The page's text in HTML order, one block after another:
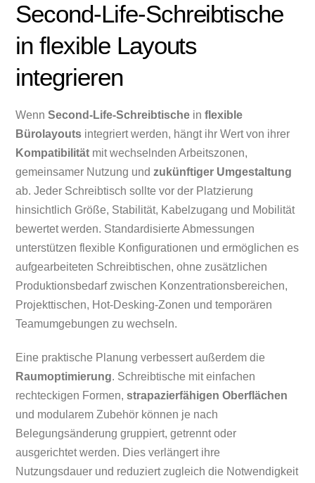
Second-Life-Schreibtische
in flexible Layouts
integrieren
WennSecond-Life-Schreibtische inflexible
Bürolayouts integriert werden, hängt ihr Wert von ihrer
Kompatibilität mit wechselnden Arbeitszonen,
gemeinsamer Nutzung undzukünftiger Umgestaltung
ab. Jeder Schreibtisch sollte vor der Platzierung
hinsichtlich Größe, Stabilität, Kabelzugang und Mobilität
bewertet werden. Standardisierte Abmessungen
unterstützen flexible Konfigurationen und ermöglichen es
aufgearbeiteten Schreibtischen, ohne zusätzlichen
Produktionsbedarf zwischen Konzentrationsbereichen,
Projekttischen, Hot-Desking-Zonen und temporären
Teamumgebungen zu wechseln.
Eine praktische Planung verbessert außerdem die
Raumoptimierung. Schreibtische mit einfachen
rechteckigen Formen,strapazierfähigen Oberflächen
und modularem Zubehör können je nach
Belegungsänderung gruppiert, getrennt oder
ausgerichtet werden. Dies verlängert ihre
Nutzungsdauer und reduziert zugleich die Notwendigkeit